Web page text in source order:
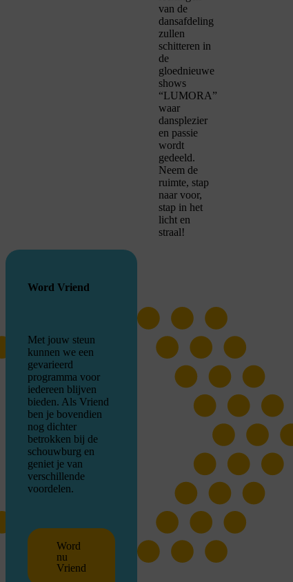
van de
dansafdeling
zullen
schitteren in
de
gloednieuwe
shows
“LUMORA”
waar
dansplezier
en passie
wordt
gedeeld.
Neem de
ruimte, stap
naar voor,
stap in het
licht en
straal!
Word Vriend
Met jouw steun
kunnen we een
gevarieerd
programma voor
iedereen blijven
bieden. Als Vriend
ben je bovendien
nog dichter
betrokken bij de
schouwburg en
geniet je van
verschillende
voordelen.
Word
nu
Vriend